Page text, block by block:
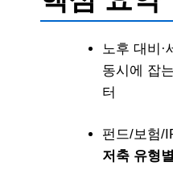
노후 대비
동시에 잡는
터
펀드/보험/
저축 유형